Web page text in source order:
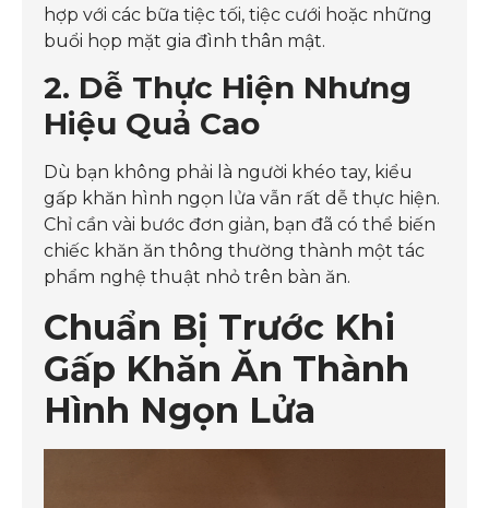
hợp với các bữa tiệc tối, tiệc cưới hoặc những
buổi họp mặt gia đình thân mật.
2. Dễ Thực Hiện Nhưng
Hiệu Quả Cao
Dù bạn không phải là người khéo tay, kiểu
gấp khăn hình ngọn lửa vẫn rất dễ thực hiện.
Chỉ cần vài bước đơn giản, bạn đã có thể biến
chiếc khăn ăn thông thường thành một tác
phẩm nghệ thuật nhỏ trên bàn ăn.
Chuẩn Bị Trước Khi
Gấp Khăn Ăn Thành
Hình Ngọn Lửa